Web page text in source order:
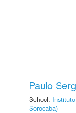
Paulo
School:
Sorocaba)